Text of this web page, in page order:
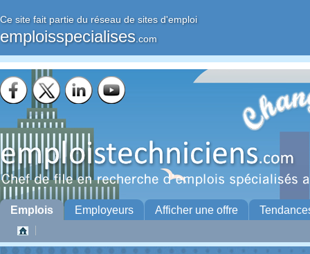
Ce site fait partie du réseau de sites d'emploi
emploisspecialises .com
Emplois Employeurs Afficher une offre